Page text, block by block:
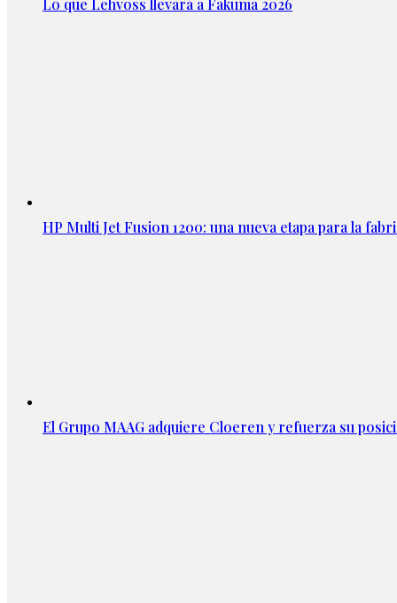
HP Multi Jet Fusion 1200: una nueva etapa para la
El Grupo MAAG adquiere Cloeren y refuerza su